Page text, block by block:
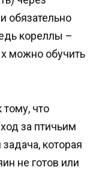
обязательно
кореллы –
можно обучить
что
за птичьим
которая
не готов или